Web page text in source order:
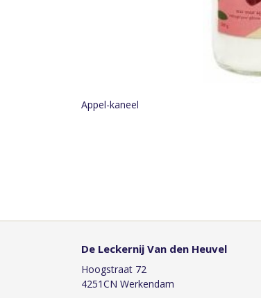
Appel-kaneel
De Leckernij Van den Heuvel
Hoogstraat 72
4251CN Werkendam